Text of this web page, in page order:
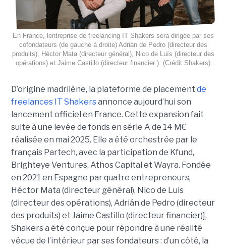
En France, lentreprise de freelancing IT Shakers sera dirigée par ses
cofondateurs (de gauche à droite) Adrián de Pedro (directeur des
produits), Héctor Mata (directeur général), Nico de Luís (directeur des
opérations) et Jaime Castillo (directeur financier ). (Crédit Shakers)
D’origine madrilène, la plateforme de placement de
freelances IT Shakersannonce aujourd’hui son
lancement officiel en France. Cette expansion fait
suite à une levée de fonds en série A de 14 M€
réalisée en mai 2025. Elle a été orchestrée par le
français Partech, avec la participation de Kfund,
Brighteye Ventures, Athos Capital et Wayra. Fondée
en 2021 en Espagne par quatre entrepreneurs,
Héctor Mata (directeur général), Nico de Luis
(directeur des opérations), Adrián de Pedro (directeur
des produits) et Jaime Castillo (directeur financier)],
Shakers a été conçue pour répondre à une réalité
vécue de l’intérieur par ses fondateurs : d’un côté, la